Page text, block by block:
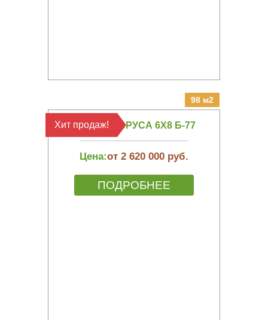
98 м2
БАНЯ ИЗ БРУСА 6Х8 Б-77
Цена:от 2 620 000 руб.
ПОДРОБНЕЕ
Хит продаж!